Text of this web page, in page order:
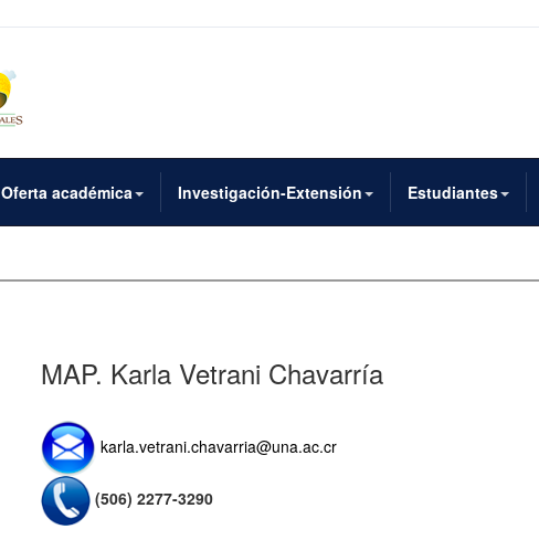
Oferta académica Investigación-Extensión Estudiantes